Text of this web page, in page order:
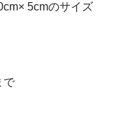
5cmのサイズ
で